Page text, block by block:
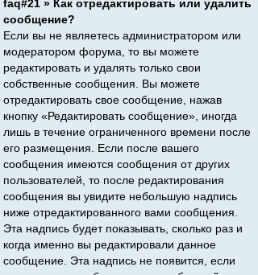
faq#21 » Как отредактировать или удалить
сообщение?
Если вы не являетесь администратором или
модератором форума, то вы можете
редактировать и удалять только свои
собственные сообщения. Вы можете
отредактировать свое сообщение, нажав
кнопку «Редактировать сообщение», иногда
лишь в течение ограниченного времени после
его размещения. Если после вашего
сообщения имеются сообщения от других
пользователей, то после редактирования
сообщения вы увидите небольшую надпись
ниже отредактированного вами сообщения.
Эта надпись будет показывать, сколько раз и
когда именно вы редактировали данное
сообщение. Эта надпись не появится, если